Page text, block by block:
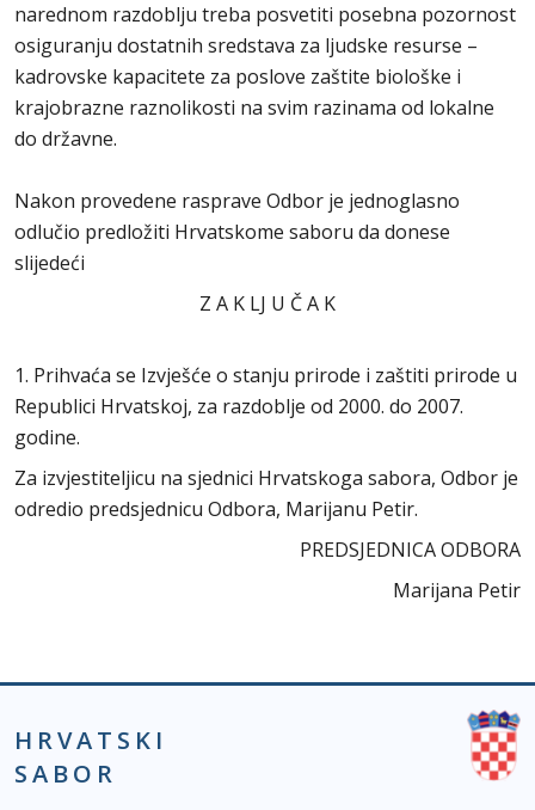
narednom razdoblju treba posvetiti posebna pozornost
osiguranju dostatnih sredstava za ljudske resurse –
kadrovske kapacitete za poslove zaštite biološke i
krajobrazne raznolikosti na svim razinama od lokalne
do državne.
Nakon provedene rasprave Odbor je jednoglasno
odlučio predložiti Hrvatskome saboru da donese
slijedeći
Z A K LJ U Č A K
1. Prihvaća se Izvješće o stanju prirode i zaštiti prirode u
Republici Hrvatskoj, za razdoblje od 2000. do 2007.
godine.
Za izvjestiteljicu na sjednici Hrvatskoga sabora, Odbor je
odredio predsjednicu Odbora, Marijanu Petir.
PREDSJEDNICA ODBORA
Marijana Petir
HRVATSKI
SABOR